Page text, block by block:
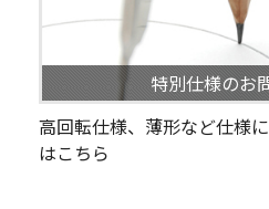
特別仕様のお
高回転仕様、薄形など仕様
はこちら